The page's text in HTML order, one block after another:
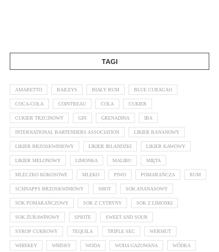
TAGI
AMARETTO BAILEYS BIAŁY RUM BLUE CURACAO
COCA-COLA COINTREAU COLA CUKIER
CUKIER TRZCINOWY GIN GRENADINA IBA
INTERNATIONAL BARTENDERS ASSOCIATION LIKIER BANANOWY
LIKIER BRZOSKWINIOWY LIKIER IRLANDZKI LIKIER KAWOWY
LIKIER MELONOWY LIMONKA MALIBU MIĘTA
MLECZKO KOKOSOWE MLEKO PIWO POMARAŃCZA RUM
SCHNAPPS BRZOSKWINIOWY SHOT SOK ANANASOWY
SOK POMARAŃCZOWY SOK Z CYTRYNY SOK Z LIMONKI
SOK ŻURAWINOWY SPRITE SWEET AND SOUR
SYROP CUKROWY TEQUILA TRIPLE SEC WERMUT
WHISKEY WHISKY WODA WODA GAZOWANA WÓDKA